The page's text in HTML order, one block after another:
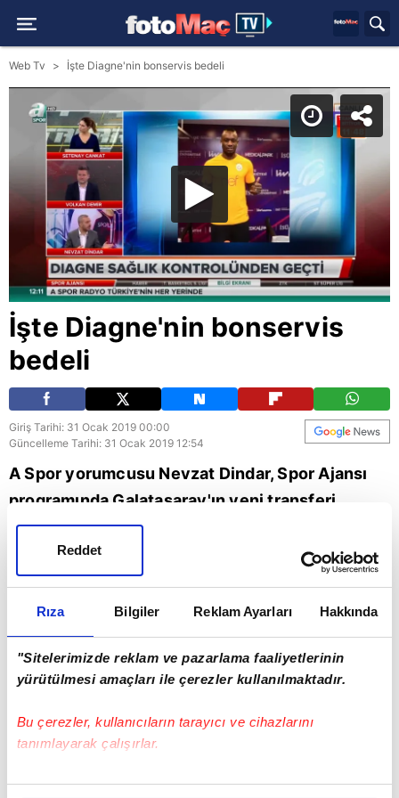
Rıza Bilgiler Reklam Ayarları Hakkında
"Sitelerimizde reklam ve pazarlama faaliyetlerinin
yürütülmesi amaçları ile çerezler kullanılmaktadır.
Bu çerezler, kullanıcıların tarayıcı ve cihazlarını
tanımlayarak çalışırlar.
Bu çerezlere izin vermeniz halinde sizlere özel
Reddet
Web Tv İşte Diagne'nin bonservis bedeli
İşte Diagne'nin bonservis
bedeli
Giriş Tarihi: 31 Ocak 2019 00:00
Güncelleme Tarihi: 31 Ocak 2019 12:54
A Spor yorumcusu Nevzat Dindar, Spor Ajansı
programında Galatasaray'ın yeni transferi
Diagne ile ilgili açıklamalarda bulundu. Dindar,
"Galatasaray Diagne'nin bonservisi için
toplamda 11,8 milyon euro verdi." dedi.